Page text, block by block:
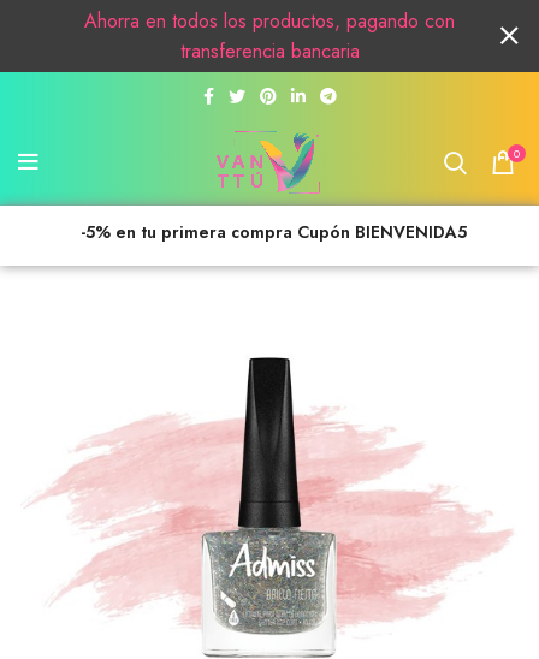
0
-5% en tu primera compra Cupón BIENVENIDA5
Ahorra en todos los productos, pagando con
transferencia bancaria